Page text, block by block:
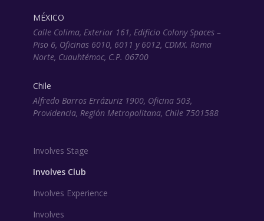
MÉXICO
Calle Colima, Exterior 161, Edificio Colony Spaces –
Piso 6, Oficinas 6010, 6011 y 6012, CDMX. Roma
Norte, Cuauhtémoc, C.P. 06700
Chile
Alfredo Barros Errázuriz 1900, Oficina 503,
Providencia, Región Metropolitana, Chile 7501588
Involves Stage
Involves Club
Involves Experience
Involves